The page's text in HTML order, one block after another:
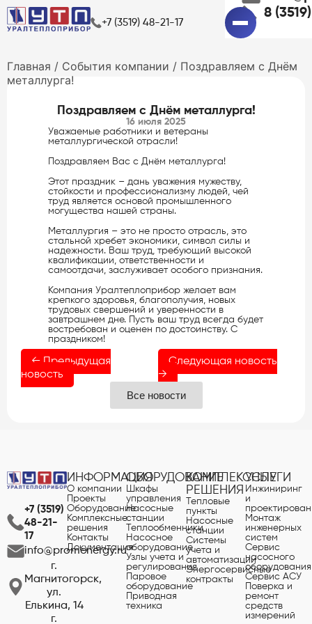
+7 (3519) 48-21-17
8
Главная / События компании / Поздравляем с Днём
металлурга!
Поздравляем с Днём металлурга!
16 июля 2025
Уважаемые работники и ветераны
металлургической отрасли!
Поздравляем Вас с Днём металлурга!
Этот праздник – дань уважения мужеству,
стойкости и профессионализму людей, чей
труд является основой промышленного
могущества нашей страны.
Металлургия – это не просто отрасль, это
стальной хребет экономики, символ силы и
надежности. Ваш труд, требующий высокой
квалификации, ответственности и
самоотдачи, заслуживает особого признания.
Компания Уралтеплоприбор желает вам
крепкого здоровья, благополучия, новых
трудовых свершений и уверенности в
завтрашнем дне. Пусть ваш труд всегда будет
востребован и оценен по достоинству. С
праздником!
← Предыдущая
новость
Следующая новость
→
Все новости
+7 (3519)
48-21-
17
info@promenergy.ru
г.
Магнитогорск,
ул.
Елькина, 14
г.
ИНФОРМАЦИЯ
О компании
Проекты
Оборудование
Комплексные
решения
Контакты
Документация
ОБОРУДОВАНИЕ
Шкафы
управления
Насосные
станции
Теплообменники
Насосное
оборудование
Узлы учета и
регулирования
Паровое
оборудование
Приводная
техника
КОМПЛЕКСНЫЕ
РЕШЕНИЯ
Тепловые
пункты
Насосные
станции
Системы
учета и
автоматизации
Энергосервисные
контракты
УСЛУГИ
Инжиниринг
и
Монтаж
инженерных
систем
Сервис
насосного
оборудования
Сервис АСУ
Поверка и
ремонт
средств
измерений